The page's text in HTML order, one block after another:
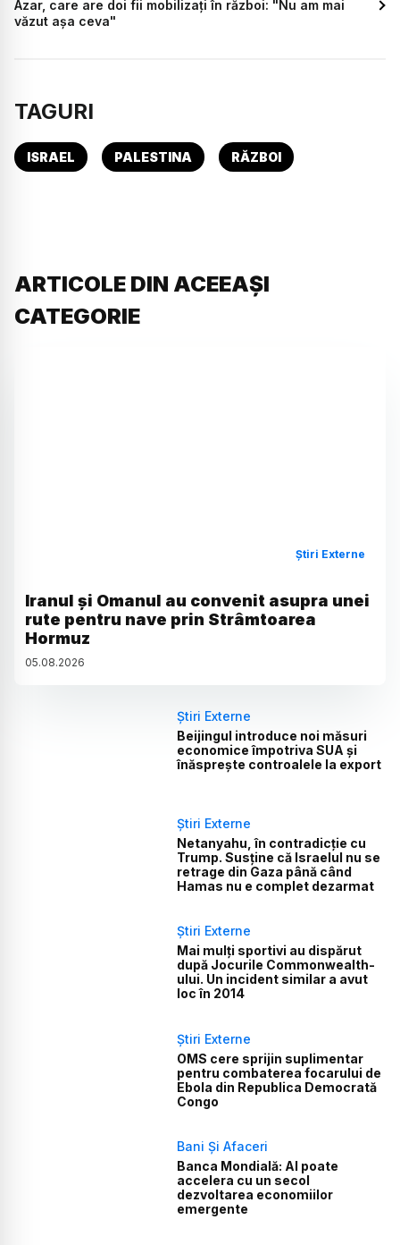
Azar, care are doi fii mobilizați în război: "Nu am mai
văzut așa ceva"
TAGURI
ISRAEL PALESTINA RĂZBOI
ARTICOLE DIN ACEEAȘI
CATEGORIE
Știri Externe
Iranul și Omanul au convenit asupra unei
rute pentru nave prin Strâmtoarea
Hormuz
05.08.2026
Știri Externe
Beijingul introduce noi măsuri
economice împotriva SUA și
înăsprește controalele la export
Știri Externe
Netanyahu, în contradicție cu
Trump. Susține că Israelul nu se
retrage din Gaza până când
Hamas nu e complet dezarmat
Știri Externe
Mai mulți sportivi au dispărut
după Jocurile Commonwealth-
ului. Un incident similar a avut
loc în 2014
Știri Externe
OMS cere sprijin suplimentar
pentru combaterea focarului de
Ebola din Republica Democrată
Congo
Bani Și Afaceri
Banca Mondială: AI poate
accelera cu un secol
dezvoltarea economiilor
emergente